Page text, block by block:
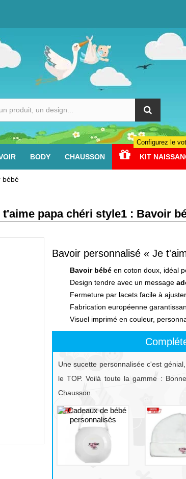
BODY CHAUSSON KIT
Configurez le
bébé
t'aime papa chéri style1 : Bavoir
Bavoir personnalisé « Je
Bavoir bébéen coton doux, idéal
Design tendre avec un message
Fermeture par lacets facile à
Fabrication européenne
Visuel imprimé en couleur,
Une sucette personnalisée c'est
le TOP. Voilà toute la gamme :
Chausson.